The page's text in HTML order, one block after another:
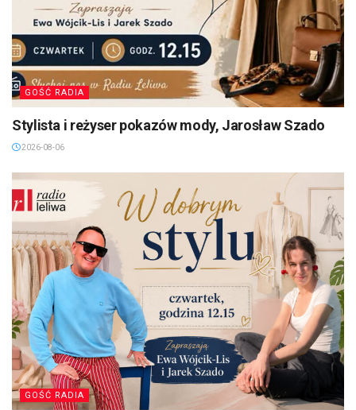
GOŚĆ RADIA
Stylista i reżyser pokazów mody, Jarosław Szado
2026-08-06
GOŚĆ RADIA